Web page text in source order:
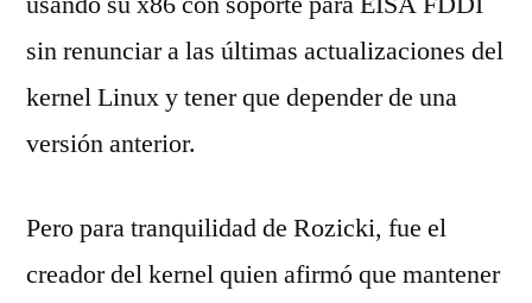
sin renunciar a las últimas actualizaciones del
kernel Linux y tener que depender de una
versión anterior.
Pero para tranquilidad de Rozicki, fue el
creador del kernel quien afirmó que mantener